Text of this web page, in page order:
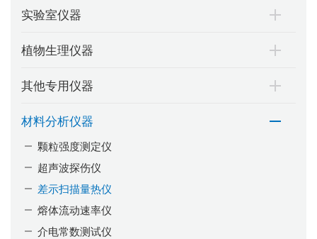
实验室仪器
植物生理仪器
其他专用仪器
材料分析仪器
颗粒强度测定仪
超声波探伤仪
差示扫描量热仪
熔体流动速率仪
介电常数测试仪